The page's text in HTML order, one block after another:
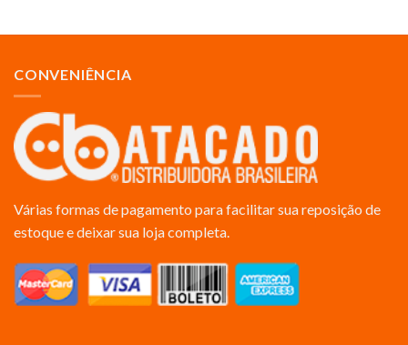
CONVENIÊNCIA
Várias formas de pagamento para facilitar sua reposição de
estoque e deixar sua loja completa.